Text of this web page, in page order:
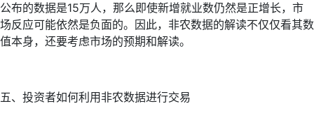
公布的数据是15万人，那么即使新增就业数仍然是正增长，市
场反应可能依然是负面的。因此，非农数据的解读不仅仅看其数
值本身，还要考虑市场的预期和解读。
五、投资者如何利用非农数据进行交易